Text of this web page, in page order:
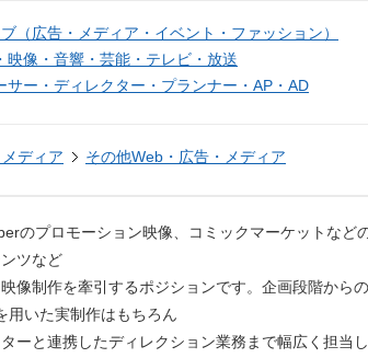
（広告・メディア・イベント・ファッション）
映像・音響・芸能・テレビ・放送
サー・ディレクター・プランナー・AP・AD
ディア その他Web・広告・メディア
のプロモーション映像、コミックマーケットなど
ツなど
像制作を牽引するポジションです。企画段階から
用いた実制作はもちろん
ーと連携したディレクション業務まで幅広く担当